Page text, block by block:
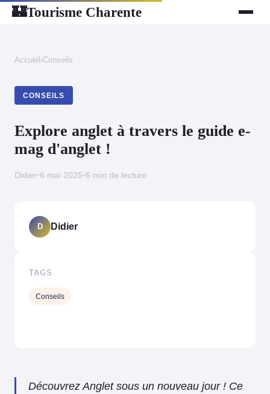
🏰Tourisme Charente
Accueil ›Conseils
CONSEILS
Explore anglet à travers le guide e-
mag d'anglet !
Didier•6 mai 2025•6 min de lecture
Découvrez Anglet sous un nouveau jour ! Ce
D Didier
TAGS
Conseils